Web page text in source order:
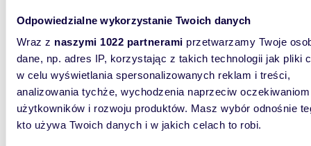
Odpowiedzialne wykorzystanie Twoich danych
Wraz z naszymi 1022 partnerami przetwarzamy Twoje
dane, np. adres IP, korzystając z takich technologii jak pliki
w celu wyświetlania spersonalizowanych reklam i treści,
analizowania tychże, wychodzenia naprzeciw oczekiwaniom
użytkowników i rozwoju produktów. Masz wybór odnośnie
kto używa Twoich danych i w jakich celach to robi.
WYRÓŻNIONE